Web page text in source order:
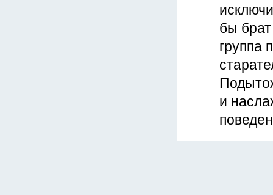
бы
группа
и